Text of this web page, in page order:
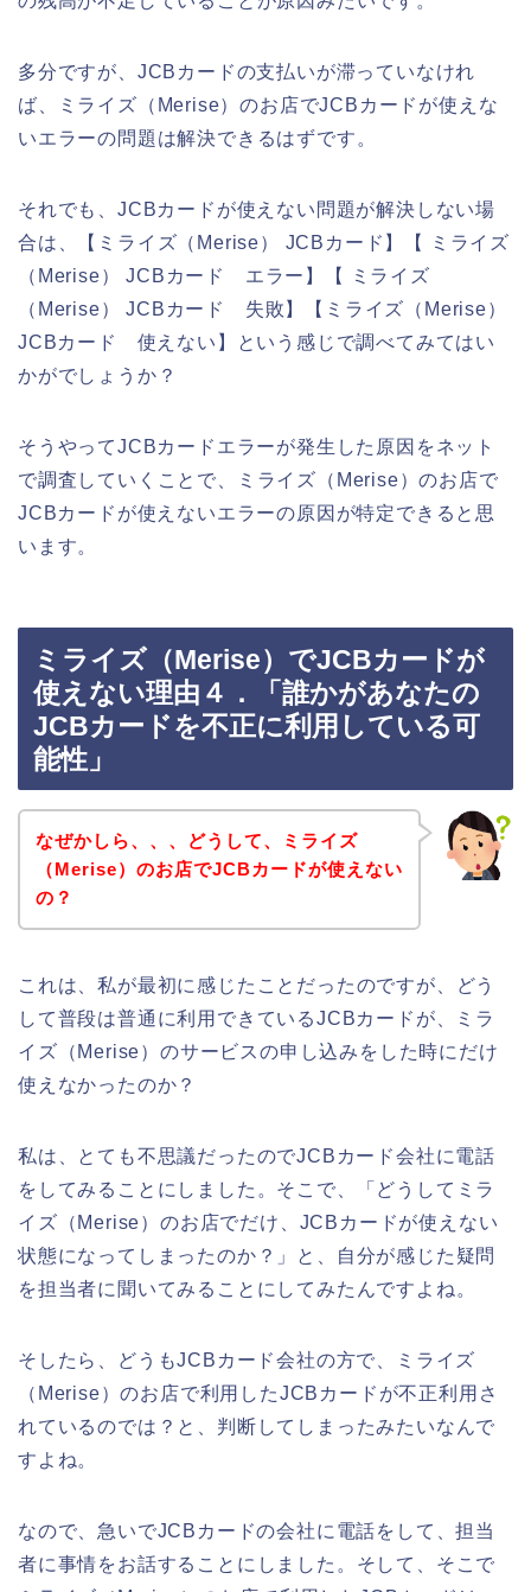
多分ですが、JCBカードの支払いが滞っていなけれ
ば、ミライズ（Merise）のお店でJCBカードが使えな
いエラーの問題は解決できるはずです。
それでも、JCBカードが使えない問題が解決しない場
合は、【ミライズ（Merise） JCBカード】【 ミライズ
（Merise） JCBカード エラー】【 ミライズ
（Merise） JCBカード 失敗】【ミライズ（Merise）
JCBカード 使えない】という感じで調べてみてはい
かがでしょうか？
そうやってJCBカードエラーが発生した原因をネット
で調査していくことで、ミライズ（Merise）のお店で
JCBカードが使えないエラーの原因が特定できると思
います。
ミライズ（Merise）でJCBカードが
使えない理由４．「誰かがあなたの
JCBカードを不正に利用している可
能性」
なぜかしら、、、どうして、ミライズ
（Merise）のお店でJCBカードが使えない
の？
これは、私が最初に感じたことだったのですが、どう
して普段は普通に利用できているJCBカードが、ミラ
イズ（Merise）のサービスの申し込みをした時にだけ
使えなかったのか？
私は、とても不思議だったのでJCBカード会社に電話
をしてみることにしました。そこで、「どうしてミラ
イズ（Merise）のお店でだけ、JCBカードが使えない
状態になってしまったのか？」と、自分が感じた疑問
を担当者に聞いてみることにしてみたんですよね。
そしたら、どうもJCBカード会社の方で、ミライズ
（Merise）のお店で利用したJCBカードが不正利用さ
れているのでは？と、判断してしまったみたいなんで
すよね。
なので、急いでJCBカードの会社に電話をして、担当
者に事情をお話することにしました。そして、そこで